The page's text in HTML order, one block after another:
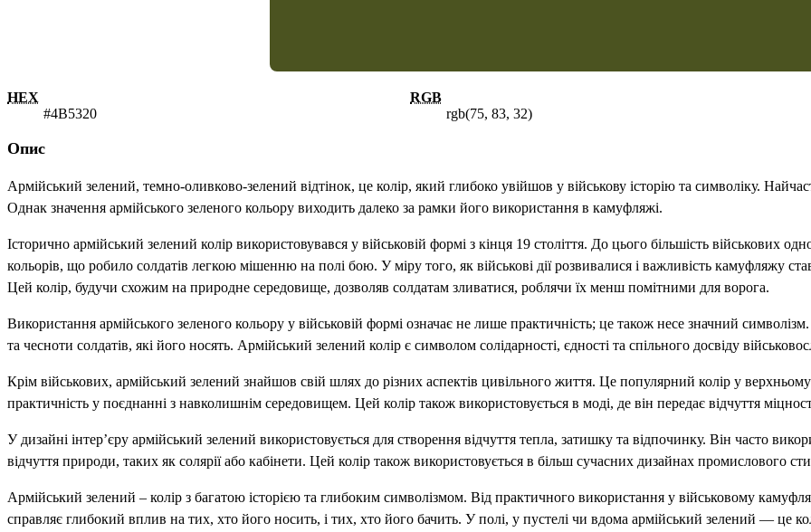
HEX
#4B5320
RGB
rgb(75, 83, 32)
Опис
Армійський зелений, темно-оливково-зелений відтінок, це колір, який глибоко увійшов у військову історію та символіку.
Однак значення армійського зеленого кольору виходить далеко за рамки його використання в камуфляжі.
Історично армійський зелений колір використовувався у військовій формі з кінця 19 століття. До цього більшість військових
кольорів, що робило солдатів легкою мішенню на полі бою. У міру того, як військові дії розвивалися і важливість камуфляжу
Цей колір, будучи схожим на природне середовище, дозволяв солдатам зливатися, роблячи їх менш помітними для ворога.
Використання армійського зеленого кольору у військовій формі означає не лише практичність; це також несе значний символізм.
та чесноти солдатів, які його носять. Армійський зелений колір є символом солідарності, єдності та спільного досвіду
Крім військових, армійський зелений знайшов свій шлях до різних аспектів цивільного життя. Це популярний колір у
практичність у поєднанні з навколишнім середовищем. Цей колір також використовується в моді, де він передає відчуття
У дизайні інтер’єру армійський зелений використовується для створення відчуття тепла, затишку та відпочинку. Він часто
відчуття природи, таких як солярії або кабінети. Цей колір також використовується в більш сучасних дизайнах промислового
Армійський зелений – колір з багатою історією та глибоким символізмом. Від практичного використання у військовому
справляє глибокий вплив на тих, хто його носить, і тих, хто його бачить. У полі, у пустелі чи вдома армійський зелений — це